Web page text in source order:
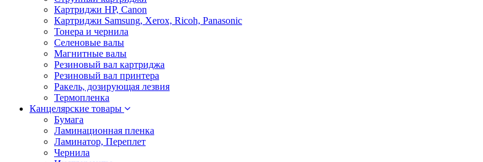
Картриджи HP, Canon
Картриджи Samsung, Xerox, Ricoh, Panasonic
Тонера и чернила
Селеновые валы
Магнитные валы
Резиновый вал картриджа
Резиновый вал принтера
Ракель, дозирующая лезвия
Термопленка
Канцелярские товары
Бумага
Ламинационная пленка
Ламинатор, Переплет
Чернила